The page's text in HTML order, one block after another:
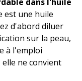
est une huile
d'abord diluer
sur la peau,
à l'emploi
ne convient